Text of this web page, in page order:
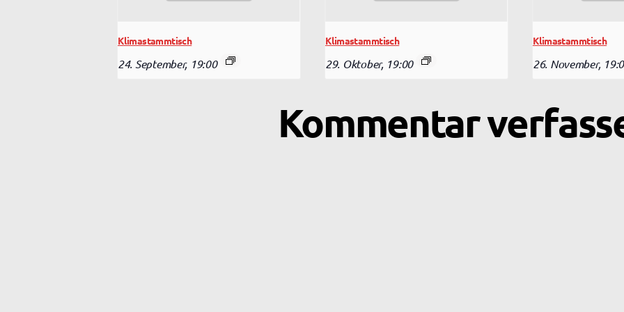
Klimastammtisch
24. September, 19:00
Klimastammtisch
29. Oktober, 19:00
Klimastammtisch
26. November,
Kommentar